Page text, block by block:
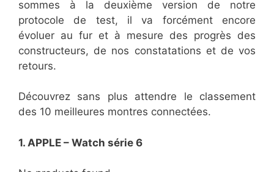
sommes à la deuxième version de notre
protocole de test, il va forcément encore
évoluer au fur et à mesure des progrès des
constructeurs, de nos constatations et de vos
retours.
Découvrez sans plus attendre le classement
des 10 meilleures montres connectées.
1. APPLE – Watch série 6